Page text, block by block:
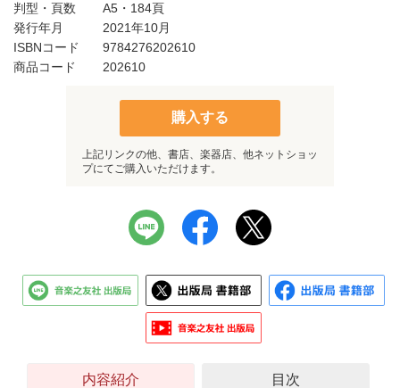
判型・頁数
A5・184頁
発行年月
2021年10月
ISBNコード
9784276202610
商品コード
202610
購入する
上記リンクの他、書店、楽器店、他ネットショッ
プにてご購入いただけます。
内容紹介 目次